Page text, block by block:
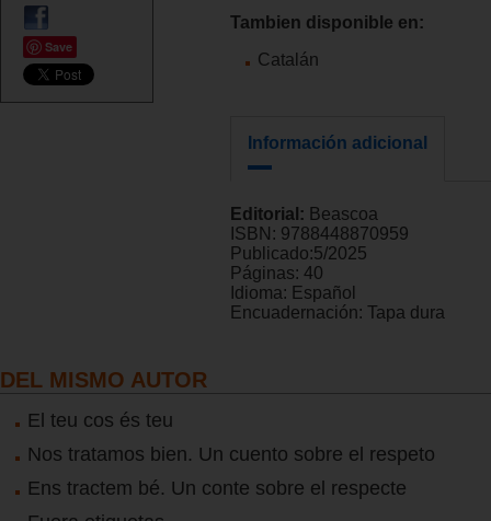
Save
Tambien disponible en:
Catalán
Información adicional
Editorial: Beascoa
ISBN: 9788448870959
Publicado:5/2025
Páginas: 40
Idioma: Español
Encuadernación: Tapa dura
DEL MISMO AUTOR
El teu cos és teu
Nos tratamos bien. Un cuento sobre el respeto
Ens tractem bé. Un conte sobre el respecte